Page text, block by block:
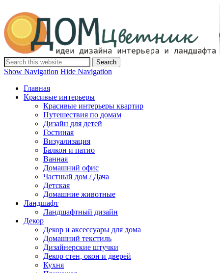
Дом-Цветник
Дизайн интерьера и ландшафта, декор и обустройство дома.
Идеи со всего мира.
Show Navigation Hide Navigation
Главная
Красивые интерьеры
Красивые интерьеры квартир
Путешествия по домам
Дизайн для детей
Гостиная
Визуализация
Балкон и патио
Ванная
Домашний офис
Частный дом / Дача
Детская
Домашние животные
Ландшафт
Ландшафтный дизайн
Декор
Декор и аксессуары для дома
Домашний текстиль
Дизайнерские штучки
Декор стен, окон и дверей
Кухня